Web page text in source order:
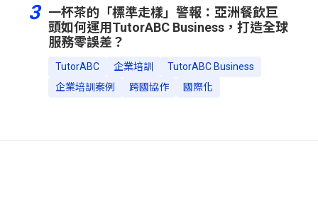
3
一杯茶的「標準走樣」警報：亞洲餐飲巨
頭如何運用TutorABC Business，打造全球
服務零誤差？
TutorABC 企業培訓
TutorABC Business
企業培訓案例
跨國協作 國際化